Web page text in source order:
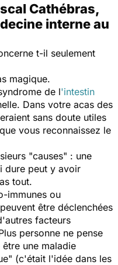
Cathébras,
interne au
t-il seulement
magique.
de l'intestin
Dans votre acas des
sans doute utiles
vous reconnaissez le
"causes" : une
dure peut y avoir
tout.
immunes ou
peuvent être déclenchées
facteurs
personne ne pense
une maladie
(c'était l'idée dans les